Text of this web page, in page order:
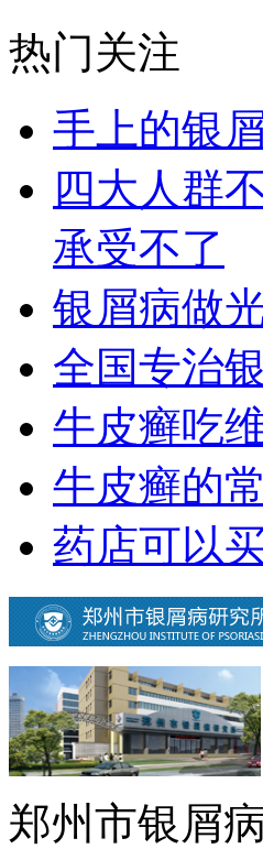
热门关注
手上的银
四大人群
承受不了
银屑病做
全国专治
牛皮癣吃
牛皮癣的
药店可以
郑州市银屑